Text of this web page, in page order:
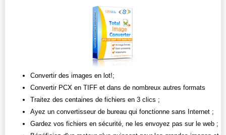
Convertir des images en lot!;
Convertir PCX en TIFF et dans de nombreux autres formats
Traitez des centaines de fichiers en 3 clics ;
Ayez un convertisseur de bureau qui fonctionne sans Internet ;
Gardez vos fichiers en sécurité, ne les envoyez pas sur le web ;